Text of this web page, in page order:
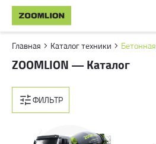
Главная Каталог техники Бетонная
ZOOMLION — Каталог
ФИЛЬТР